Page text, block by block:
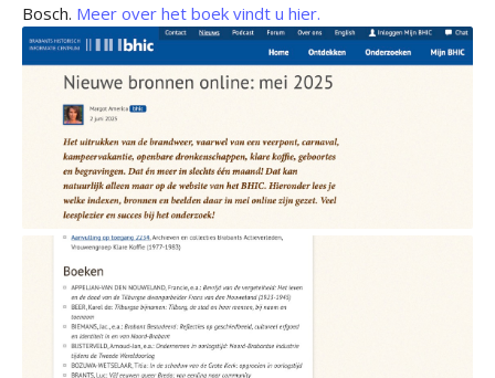
Bosch. Meer over het boek vindt u hier.